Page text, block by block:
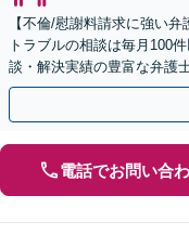
【不倫/慰謝料請求に強い
トラブルの相談は毎月100
談・解決実績の豊富な弁護
倫相談は初回0円】【北海
電話でお問い合